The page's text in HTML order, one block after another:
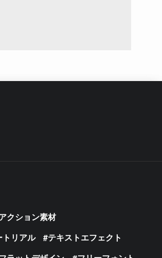
クション素材
トリアル
テキストエフェクト